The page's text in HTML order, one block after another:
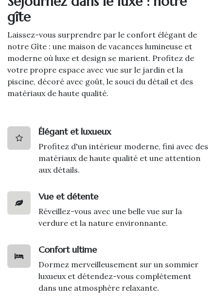
gîte
Laissez-vous surprendre par le confort élégant de
notre Gîte : une maison de vacances lumineuse et
moderne où luxe et design se marient. Profitez de
votre propre espace avec vue sur le jardin et la
piscine, décoré avec goût, le souci du détail et des
matériaux de haute qualité.
Élégant et luxueux
Profitez d'un intérieur moderne, fini avec des
matériaux de haute qualité et une attention
aux détails.
Vue et détente
Réveillez-vous avec une belle vue sur la
verdure et la nature environnante.
Confort ultime
Dormez merveilleusement sur un sommier
luxueux et détendez-vous complètement
dans une atmosphère relaxante.